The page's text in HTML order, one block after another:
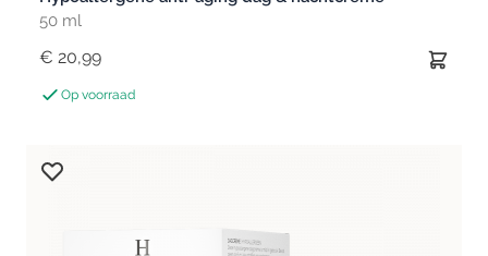
50 ml
€ 20,99
Op voorraad